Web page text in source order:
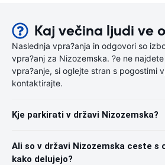
Kaj večina ljudi ve
Naslednja vpra?anja in odgovori so
vpra?anj za Nizozemska. ?e ne
vpra?anje, si oglejte stran s pogostimi
kontaktirajte.
Kje parkirati v državi Nizozemska?
Ali so v državi Nizozemska ceste s
kako delujejo?